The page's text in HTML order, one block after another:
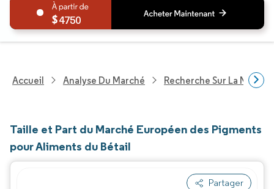
4750
Accueil Analyse Du Marché Recherche Sur La
Taille et Part du Marché Européen des Pigments
pour Aliments du Bétail
Partager